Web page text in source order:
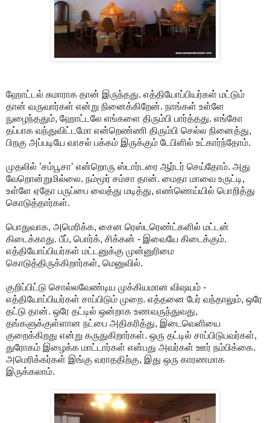
ஹோட்டல் சுமாராக தான் இருந்தது. எத்தியோப்பியர்கள் மட்டும்
தான் வருவார்கள் என்று நினைக்கிறேன். நாங்கள் உள்ளே
நுழைந்ததும், ஹோட்டலே எங்களை திரும்பி பார்த்தது. எங்கோ
தப்பாக வந்துவிட்டமோ என்றெண்ணி திரும்பி செல்ல நினைத்து,
பிறகு அப்படியே வாசல் பக்கம் இருக்கும் டேபிளில் உட்கார்ந்தோம்.
முதலில் ’சம்பூசா’ என்றொரு ஸ்டார்டரை ஆர்டர் செய்தோம். அது
வேறொன்றுமில்லை. நம்மூர் சம்சா தான். மைதா மாவை உருட்டி,
உள்ளே ஏதோ பருப்பை வைத்து மடித்து, எண்ணெய்யில் பொறித்து
கொடுத்தார்கள்.
பொதுவாக, அமெரிக்க, சைன ரெஸ்டரெண்ட்களில் மட்டன்
கிடைக்காது. பீப், பொர்க், சிக்கன் - இவையே கிடைக்கும்.
எத்தியோப்பியர்கள் மட்டனுக்கு முன்னுரிமை
கொடுத்திருக்கிறார்கள், மெனுவில்.
குறிப்பிட்டு சொல்லவேண்டிய முக்கியமான விஷயம் -
எத்தியோப்பியர்கள் சாப்பிடும் முறை. எத்தனை பேர் வந்தாலும், ஒரே
தட்டு தான். ஒரே தட்டில் ஒன்றாக உணவருந்துவது,
தங்களுக்குள்ளான நட்பை அதிகரித்து, இடைவெளியை
குறைக்கிறது என்று கருதுகிறார்கள். ஒரு தட்டில் சாப்பிடுபவர்கள்,
துரோகம் இழைக்க மாட்டார்கள் என்பது அவர்கள் ஊர் நம்பிக்கை.
அமெரிக்கர்கள் இங்கு வராததிற்கு, இது ஒரு காரணமாக
இருக்கலாம்.